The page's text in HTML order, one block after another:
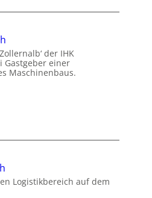
der IHK
Gastgeber einer
Maschinenbaus.
Logistikbereich auf dem